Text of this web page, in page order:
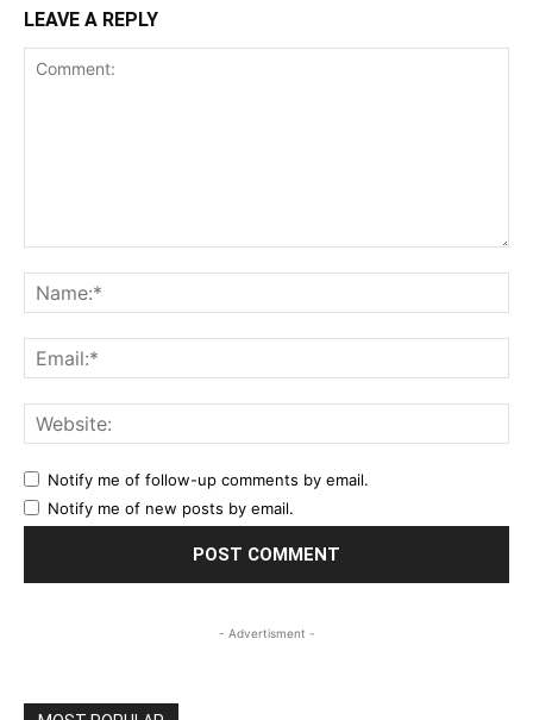
LEAVE A REPLY
Notify me of follow-up comments by email.
Notify me of new posts by email.
- Advertisment -